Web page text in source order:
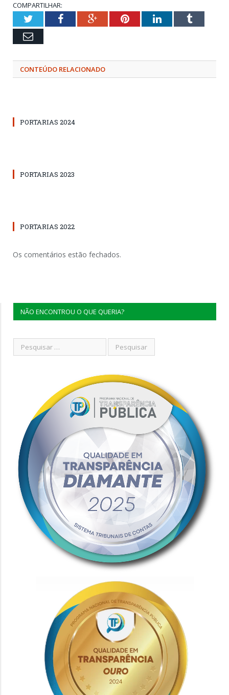
COMPARTILHAR:
TwitterFacebookGoogle+PinterestLinkedInTumblr
Email
CONTEÚDO RELACIONADO
PORTARIAS 2024
PORTARIAS 2023
PORTARIAS 2022
Os comentários estão fechados.
NÃO ENCONTROU O QUE QUERIA?